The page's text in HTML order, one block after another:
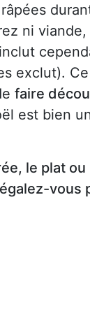
ni
exclut).
faire
est bien
le plat
vous